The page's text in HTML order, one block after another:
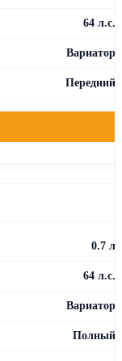
64 л.с.
Вариатор
Передний
0.7 л
64 л.с.
Вариатор
Полный